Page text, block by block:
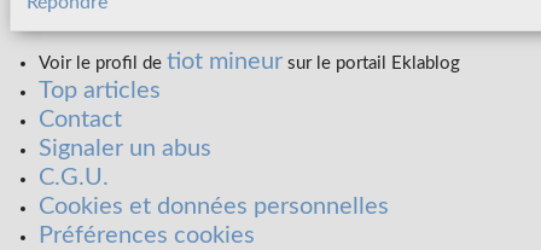
Voir le profil de tiot mineur sur le portail Eklablog
Top articles
Contact
Signaler un abus
C.G.U.
Cookies et données personnelles
Préférences cookies